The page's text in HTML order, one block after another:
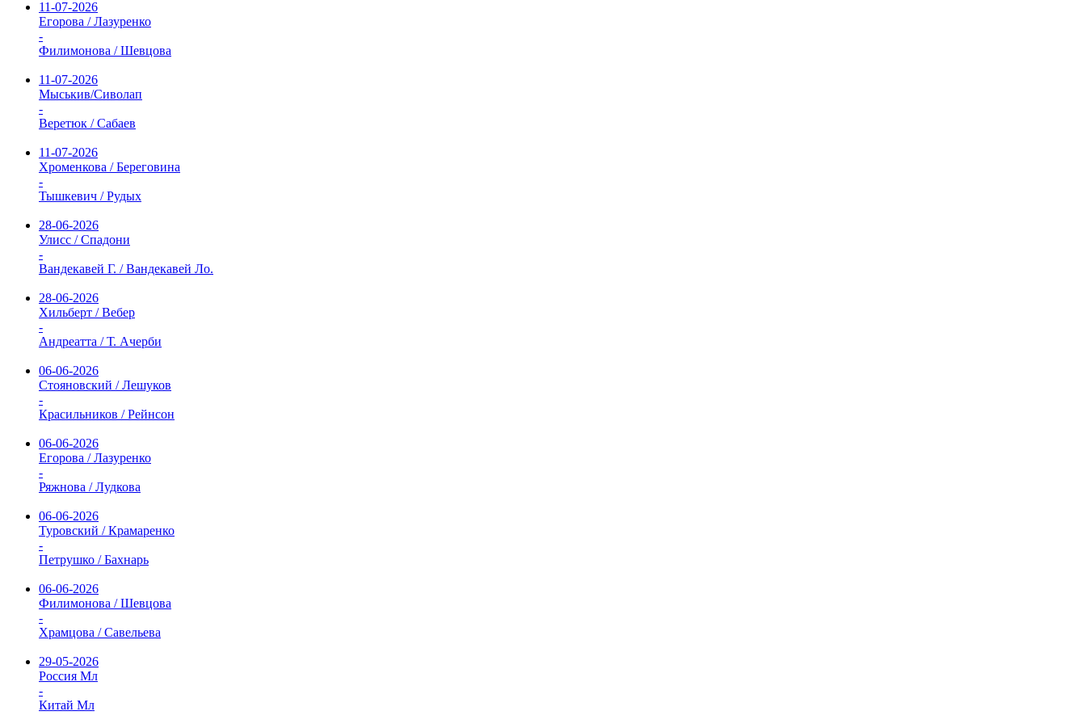
11-07-2026
Егорова / Лазуренко
-
Филимонова / Шевцова
11-07-2026
Мыськив/Сиволап
-
Веретюк / Сабаев
11-07-2026
Хроменкова / Береговина
-
Тышкевич / Рудых
28-06-2026
Улисс / Спадони
-
Вандекавей Г. / Вандекавей Ло.
28-06-2026
Хильберт / Вебер
-
Андреатта / Т. Ачерби
06-06-2026
Стояновский / Лешуков
-
Красильников / Рейнсон
06-06-2026
Егорова / Лазуренко
-
Ряжнова / Лудкова
06-06-2026
Туровский / Крамаренко
-
Петрушко / Бахнарь
06-06-2026
Филимонова / Шевцова
-
Храмцова / Савельева
29-05-2026
Россия Мл
-
Китай Мл